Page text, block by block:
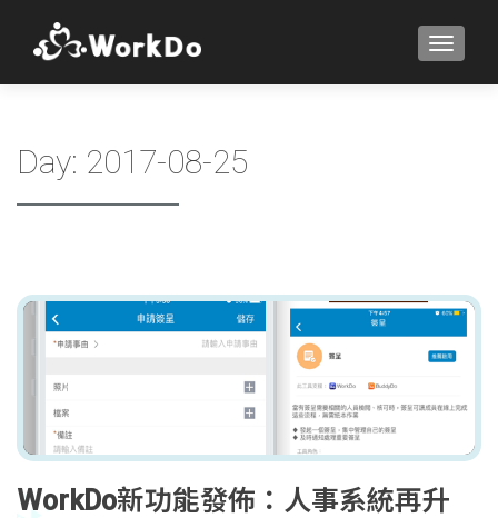
Day: 2017-08-25
WorkDo新功能發佈：人事系統再升